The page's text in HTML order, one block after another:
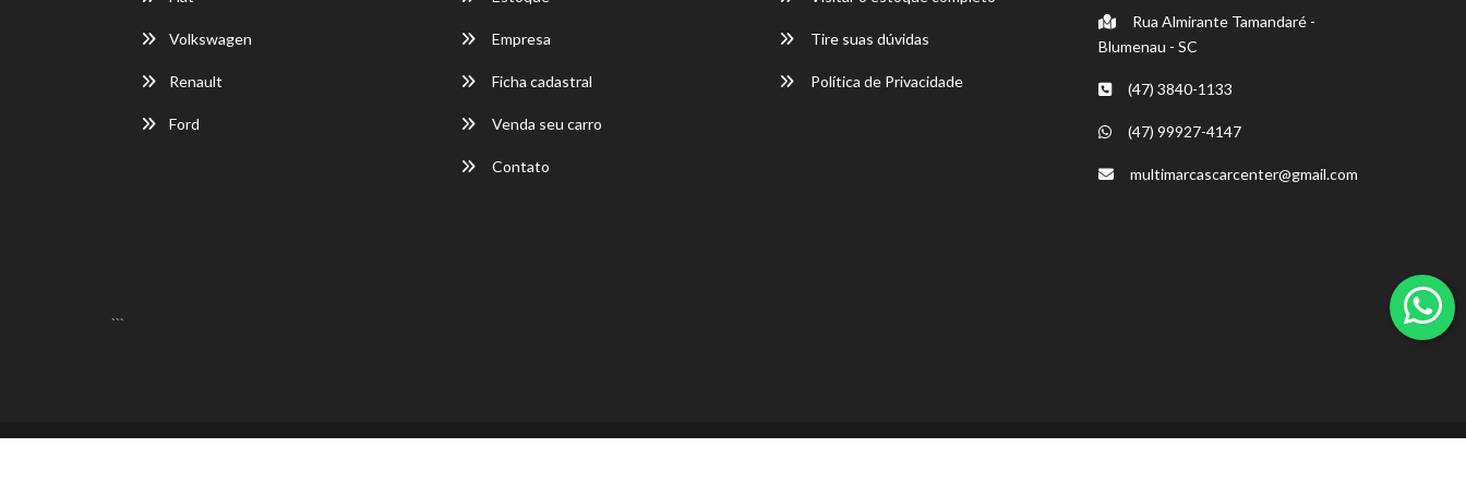
Volkswagen
Renault
Ford
Empresa
Ficha cadastral
Venda seu carro
Contato
Tire suas dúvidas
Política de Privacidade
Rua Almirante Tamandaré -
Blumenau - SC
(47) 3840-1133
(47) 99927-4147
multimarcascarcenter@gmail.com
```